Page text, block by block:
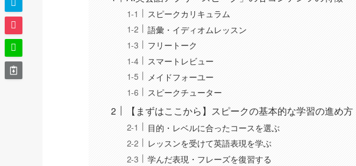
スピークカリキュラム
語彙・イディオムレッスン
フリートーク
スマートレビュー
メイドフォーユー
スピークチューター
【まずはここから】スピークの基本的な学習の進め方
目的・レベルに合ったコースを選ぶ
レッスンを受けて英語表現を学ぶ
学んだ表現・フレーズを復習する